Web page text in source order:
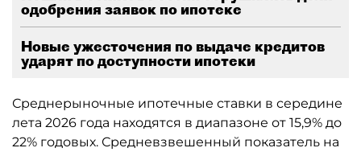
одобрения заявок по ипотеке
Новые ужесточения по выдаче кредитов
ударят по доступности ипотеки
Среднерыночные ипотечные ставки в середине
лета 2026 года находятся в диапазоне от 15,9% до
22% годовых. Средневзвешенный показатель на